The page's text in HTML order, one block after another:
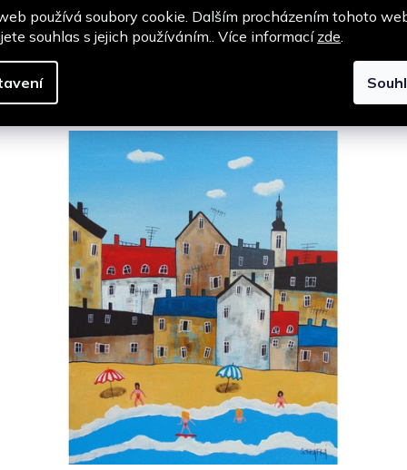
používá soubory cookie. Dalším procházením tohoto
souhlas s jejich používáním.. Více informací zde.